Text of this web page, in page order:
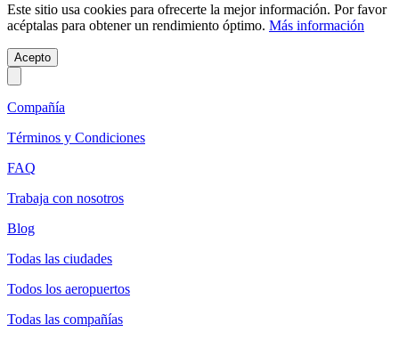
Este sitio usa cookies para ofrecerte la mejor información. Por favor
acéptalas para obtener un rendimiento óptimo. Más información
Acepto
Compañía
Términos y Condiciones
FAQ
Trabaja con nosotros
Blog
Todas las ciudades
Todos los aeropuertos
Todas las compañías